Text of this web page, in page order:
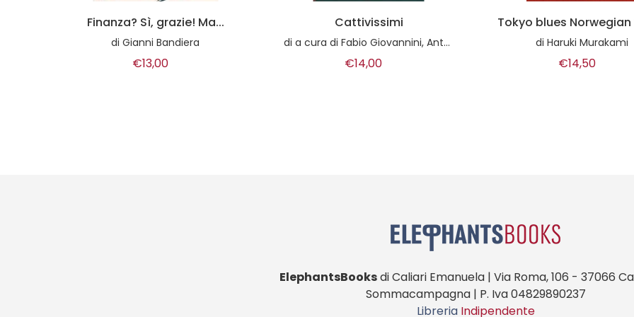
Cattivissimi
a cura di Fabio Giovannini, Antonio Tentori
€14,00
Tokyo blues Norwegian wood
diHaruki Murakami
€14,50
Deep Web - la rete
Google
Carola Frediani
ElephantsBooksdi Caliari Emanuela | Via Roma, 106 - 37066
Sommacampagna | P. Iva 04829890237
Libreria Indipendente